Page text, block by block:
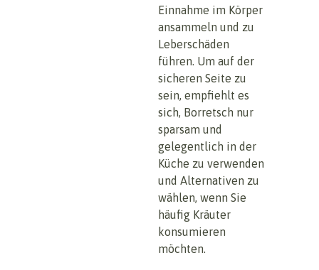
Einnahme im Körper
ansammeln und zu
Leberschäden
führen. Um auf der
sicheren Seite zu
sein, empfiehlt es
sich, Borretsch nur
sparsam und
gelegentlich in der
Küche zu verwenden
und Alternativen zu
wählen, wenn Sie
häufig Kräuter
konsumieren
möchten.